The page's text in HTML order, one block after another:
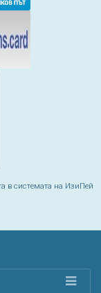
в системата на ИзиПей